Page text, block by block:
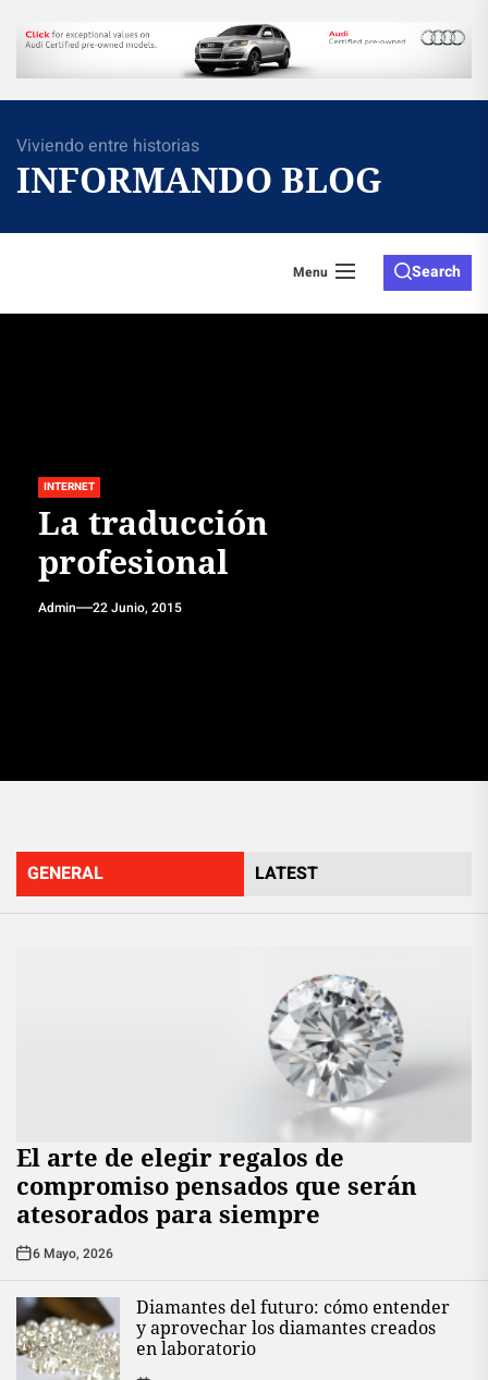
Skip
the
Viviendo entre historias
INFORMANDO BLOG
Menu Search
INTERNET
La traducción
profesional
Admin 22 Junio, 2015
GENERAL LATEST
El arte de elegir regalos de
compromiso pensados que serán
atesorados para siempre
6 Mayo, 2026
Diamantes del futuro: cómo entender
y aprovechar los diamantes creados
en laboratorio